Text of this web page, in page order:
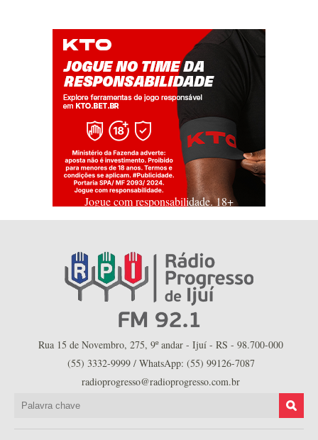
Jogue com responsabilidade. 18+
Rua 15 de Novembro, 275, 9º andar - Ijuí - RS - 98.700-000
(55) 3332-9999 / WhatsApp: (55) 99126-7087
radioprogresso@radioprogresso.com.br